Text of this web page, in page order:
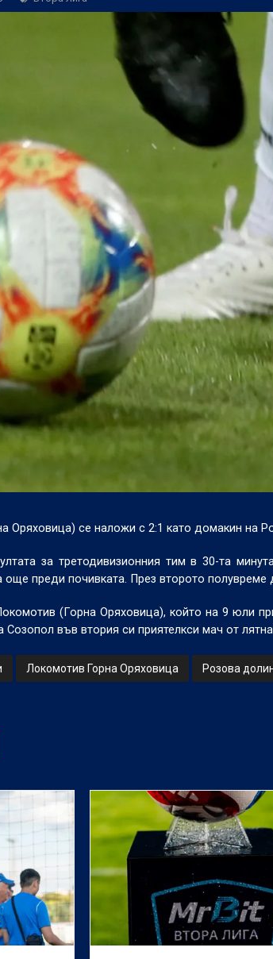
Официално: Спартак Варна продаде звездата си
Левски се размина с голаджия
Оряховица) се наложи с 2:1 като домакин на
за третодивизионния тим в 30-та
още преди почивката. През второто
(Горна Оряховица), който на 9 юли
във втория си приятелкси мач от
Локомотив Горна Оряховица Розова